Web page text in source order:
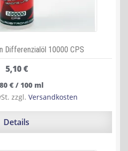
Differenzialöl 10000 CPS
5,10€
€/ 100 ml
zzgl. Versandkosten
Details